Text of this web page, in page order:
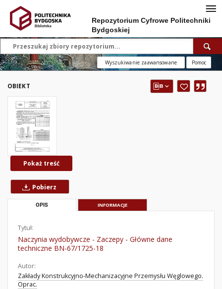
Repozytorium Cyfrowe Politechniki
Bydgoskiej
Wyszukiwanie zaawansowane Pomoc
OBIEKT
Pokaż treść
Pobierz
OPIS INFORMACJE
Tytuł:
Naczynia wydobywcze - Zaczepy - Główne dane
techniczne BN-67/1725-18
Autor:
Zakłady Konstrukcyjno-Mechanizacyjne Przemysłu Węglowego.
Oprac.